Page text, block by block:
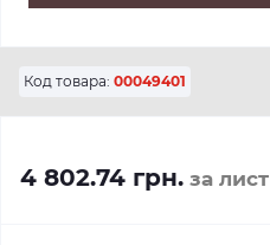
Код товара: 00049401
4 802.74 грн. за лист